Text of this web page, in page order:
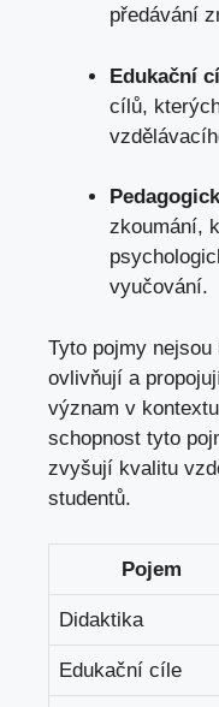
předávání
Edukační
cílů,
zkoumání,
vyučování.
Tyto pojmy
ovlivňují a
význam v
schopnost tyto
zvyšují kvalitu
studentů.
Pojem
Didaktika
Edukační cíle